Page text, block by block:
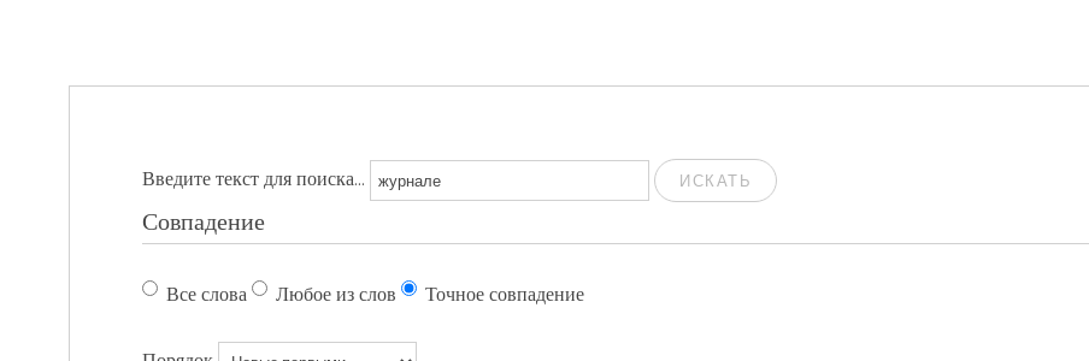
Введите текст для поиска... ИСКАТЬ
Совпадение
Все слова Любое из слов Точное совпадение